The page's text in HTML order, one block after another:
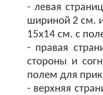
- левая
шириной 2 см. и
15х14 см. с
- правая
стороны и
полем для
- верхняя